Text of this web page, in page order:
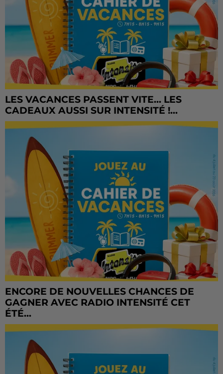
LES VACANCES PASSENT VITE... LES
CADEAUX AUSSI SUR INTENSITÉ !...
ENCORE DE NOUVELLES CHANCES DE
GAGNER AVEC RADIO INTENSITÉ CET
ÉTÉ...